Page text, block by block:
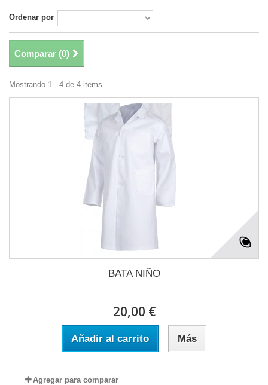
Ordenar por
Comparar (0)
Mostrando 1 - 4 de 4 items
BATA NIÑO
20,00 €
Añadir al carrito Más
Agregar para comparar